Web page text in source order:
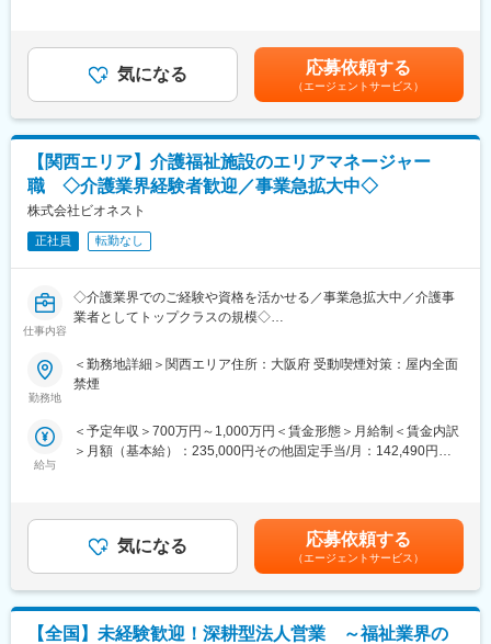
体の人員不足の問題や、給食部門の収支管理など、施設さまに深
く関わることで信頼関係を築くことができます。多種多様なお客
さまのお困りごとを社内のチームと協力して解決していくので、
■入社後研修について：
厨房運営の理解を深めてもらうため、入社後、3ヶ月程度は厨房研
修を受けていただきます。ご経歴等により期間は異なります。研
修は和歌山市で実施予定です。その後、6ヶ月程度は同行が主な動
きとなります。その間に当社と仕事に関して必要な知識を学んで
いってもらいます。入社後研修の半年後にチーフ資格試験受講、1
年後にアドバイザーの習熟度試験を実施しており、ステップアッ
プのフォローもしっかりいたします。
ど、連携先の開拓)
〇稼働、人員配置、コンプライアンスという3つの経営指標に基づ
く数字軸を中核にしたマネジメント
〇イノベーティブな企画・取り組みなどを通じてブランディング
の強化
■魅力：
【上位職へステップアップできます！】
5施設程度の施設を管理する『エリアマネージャー』（月給50万
円～）
ー』（年収1,500万円も可能）
へステップアップしていくことができます！ぜひチャレンジして
■事業内容：
と温かみのある支援を両立させることで、新しい福祉サービスを
展開しております。
・児童発達支援事業
・放課後等デイサービス
・生活介護事業
・就労継続支援事業
・共同生活援助事業
・短期入所事業／日中一時支援事業
・地域生活支援拠点事業
給与補足＞【上位職へステップアップできます！】5施設程度の施
設を管理する『エリアマネージャー』（月給50万円～） ↓事業部
門の責任者やグループ内の経営を担う『シニアマネージャー』
（年収1,500万円も可能）へステップアップしていくことができま
す！ぜひチャレンジしてください！賃金はあくまでも目安の金額
であり、選考を通じて上下する可能性があります。月給(月額)は固
定手当を含めた表記です。
気になる 応募依頼する
（エージェントサービス）
【関西エリア】介護福祉施設のエリアマネージャー
職 ◇介護業界経験者歓迎／事業急拡大中◇
株式会社ビオネスト
正社員 転勤なし
仕事内容
◇介護業界でのご経験や資格を活かせる／事業急拡大中／介護事
業者としてトップクラスの規模◇
■業務内容：【変更の範囲：当社業務全般】
大阪、兵庫を中心に全国で介護事業・医療事業・障がい福祉事業
ます。
施設運営における全般的なマネジメント
◇連携先の開拓
└病院や居宅介護支援事業所、近隣の同業施設など、連携先の開
拓
◇稼働、人員配置、コンプライアンスという3つの経営指標に基づ
く数字軸
勤務地
＜勤務地詳細＞関西エリア住所：大阪府 受動喫煙対策：屋内全面
禁煙
給与
＜予定年収＞700万円～1,000万円＜賃金形態＞月給制＜賃金内訳
＞月額（基本給）：235,000円その他固定手当/月：142,490円固
収：50万×14回支給※入社月により初回賞与は支給要件あり■賞与
実績：年2回（1回支給実績50万～）賃金はあくまでも目安の金額
であり、選考を通じて上下する可能性があります。月給(月額)は固
定手当を含めた表記です。
気になる 応募依頼する
（エージェントサービス）
【全国】未経験歓迎！深耕型法人営業 ～福祉業界の